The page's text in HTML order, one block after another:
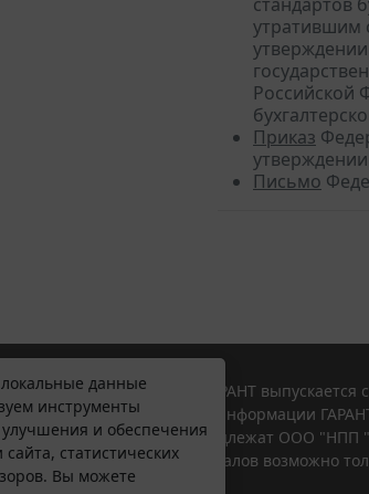
утратившим
Российской
Приказ
Письмо
данные
инструменты
и обеспечения
статистических
Вы можете
2026. Система ГАРАНТ выпускается
ассоциации правовой информации
сайта ГАРАНТ.РУ принадлежат ООО
воспроизведение материалов возможно
портала.